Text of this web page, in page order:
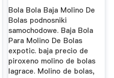
Bola Bola Baja Molino De
Bolas podnosniki
samochodowe. Baja Bola
Para Molino De Bolas
expotic. baja precio de
piroxeno molino de bolas
lagrace. Molino de bolas,